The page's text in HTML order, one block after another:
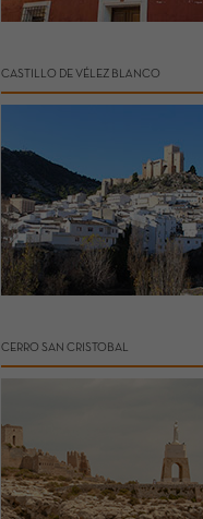
CASTILLO DE VÉLEZ BLANCO
CERRO SAN CRISTOBAL